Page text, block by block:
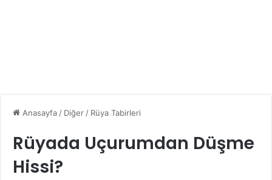
Anasayfa / Diğer / Rüya Tabirleri
Rüyada Uçurumdan Düşme
Hissi?